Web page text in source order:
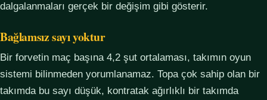
dalgalanmaları gerçek bir değişim gibi gösterir.
Bağlamsız sayı yoktur
Bir forvetin maç başına 4,2 şut ortalaması, takımın oyun
sistemi bilinmeden yorumlanamaz. Topa çok sahip olan bir
takımda bu sayı düşük, kontratak ağırlıklı bir takımda